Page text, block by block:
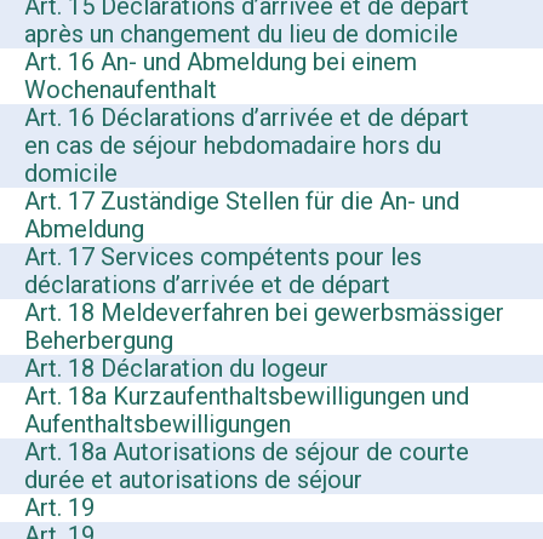
Art. 15 Déclarations d’arrivée et de départ
après un changement du lieu de domicile
Art. 16 An- und Abmeldung bei einem
Wochenaufenthalt
Art. 16 Déclarations d’arrivée et de départ
en cas de séjour hebdomadaire hors du
domicile
Art. 17 Zuständige Stellen für die An- und
Abmeldung
Art. 17 Services compétents pour les
déclarations d’arrivée et de départ
Art. 18 Meldeverfahren bei gewerbsmässiger
Beherbergung
Art. 18 Déclaration du logeur
Art. 18a Kurzaufenthaltsbewilligungen und
Aufenthaltsbewilligungen
Art. 18a Autorisations de séjour de courte
durée et autorisations de séjour
Art. 19